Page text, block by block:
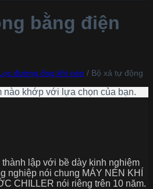
bằng điện
đường ống khí nén / Bộ xả tự động
nào khớp với lựa chọn của bạn.
lập với bề dày kinh nghiệm
nghiệp nói chung MÁY NÉN KHÍ
CHILLER nói riêng trên 10 năm.